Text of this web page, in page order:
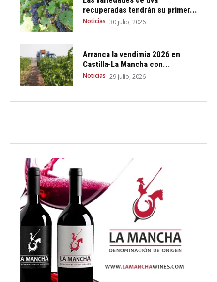
recuperadas tendrán su primer...
Noticias 30 julio, 2026
Arranca la vendimia 2026 en
Castilla-La Mancha con...
Noticias 29 julio, 2026